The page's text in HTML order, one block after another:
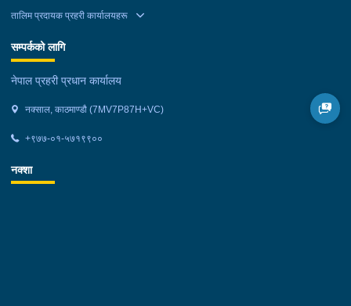
तालिम प्रदायक प्रहरी कार्यालयहरू
सम्पर्कको लागि
नेपाल प्रहरी प्रधान कार्यालय
नक्साल, काठमाण्डौ (7MV7P87H+VC)
+९७७-०१-५७१९९००
नक्शा